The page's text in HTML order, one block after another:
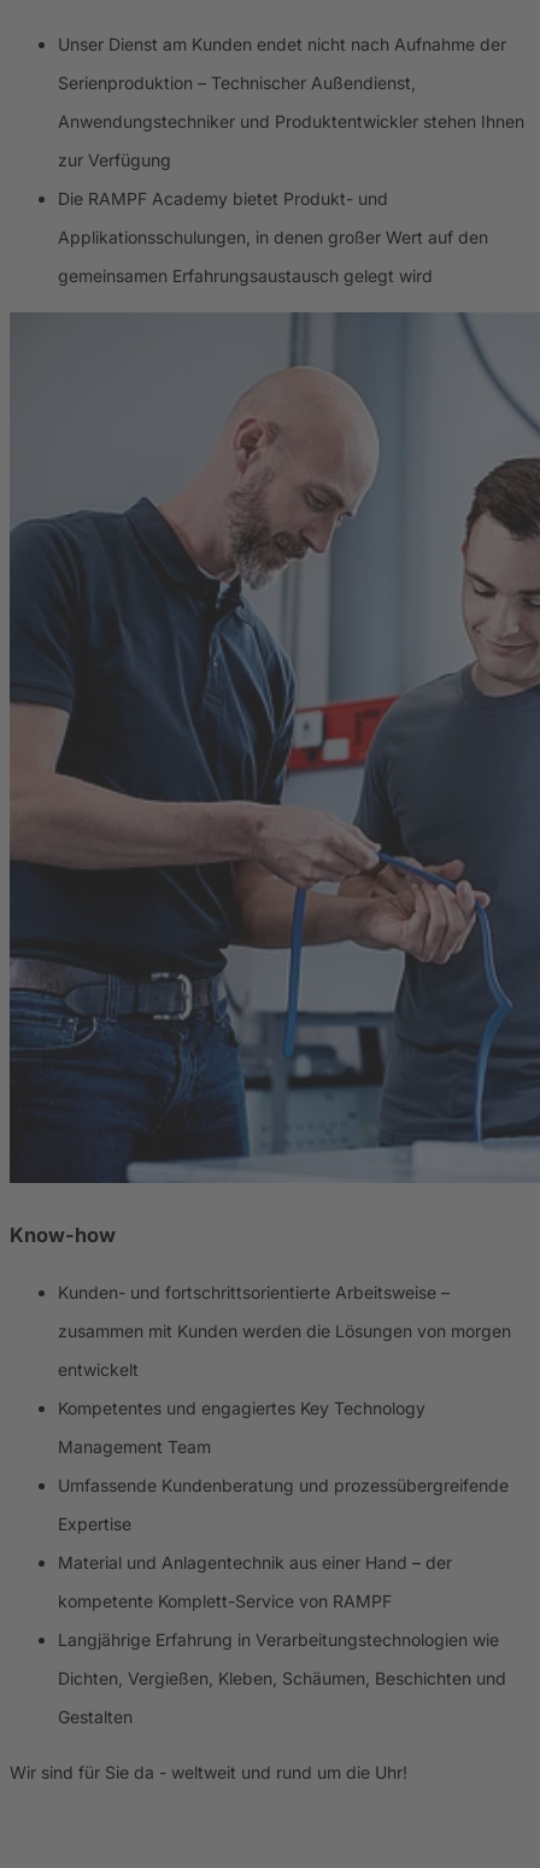
Unser Dienst am Kunden endet nicht nach Aufnahme der
Serienproduktion – Technischer Außendienst,
Anwendungstechniker und Produktentwickler stehen Ihnen
zur Verfügung
Die RAMPF Academy bietet Produkt- und
Applikationsschulungen, in denen großer Wert auf den
gemeinsamen Erfahrungsaustausch gelegt wird
Know-how
Kunden- und fortschrittsorientierte Arbeitsweise –
zusammen mit Kunden werden die Lösungen von morgen
entwickelt
Kompetentes und engagiertes Key Technology
Management Team
Umfassende Kundenberatung und prozessübergreifende
Expertise
Material und Anlagentechnik aus einer Hand – der
kompetente Komplett-Service von RAMPF
Langjährige Erfahrung in Verarbeitungstechnologien wie
Dichten, Vergießen, Kleben, Schäumen, Beschichten und
Gestalten
Wir sind für Sie da - weltweit und rund um die Uhr!